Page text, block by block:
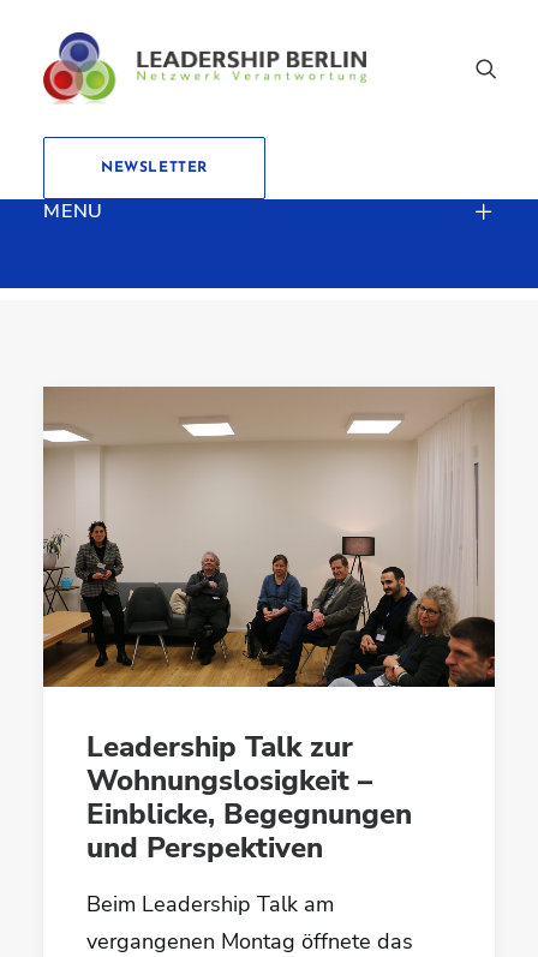
NEWSLETTER
MENU
Leadership Talk zur
Wohnungslosigkeit –
Einblicke, Begegnungen
und Perspektiven
Beim Leadership Talk am
vergangenen Montag öffnete das